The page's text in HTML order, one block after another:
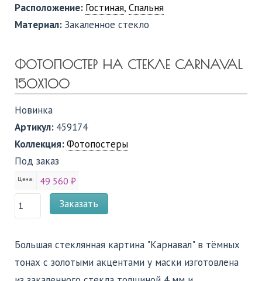
Расположение: Гостиная, Спальня
Материал: Закаленное стекло
ФОТОПОСТЕР НА СТЕКЛЕ CARNAVAL
150Х100
Новинка
Артикул: 459174
Коллекция:Фотопостеры
Под заказ
Цена: 49 560 ₽
Заказать
Большая стеклянная картина "Карнавал" в тёмных
тонах с золотыми акцентами у маски изготовлена